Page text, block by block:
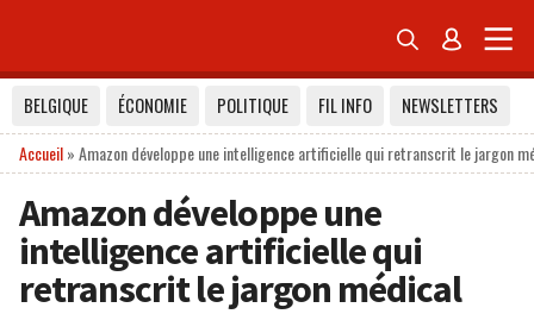
 
BELGIQUE ÉCONOMIE POLITIQUE FIL INFO
NEWSLETTERS
Accueil»Amazon développe une intelligence artificielle qui retranscrit le jargon
Amazon développe une
intelligence artificielle qui
retranscrit le jargon médical